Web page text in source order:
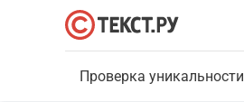
Проверка уникальности